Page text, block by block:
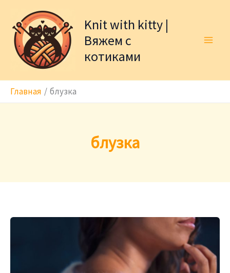
содержимому
Knit with kitty |
Вяжем с
котиками
Главная блузка
блузка